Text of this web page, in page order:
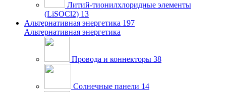
Литий-тионилхлоридные элементы
(LiSOCl2) 13
Альтернативная энергетика 197
Альтернативная энергетика
Провода и коннекторы 38
Солнечные панели 14